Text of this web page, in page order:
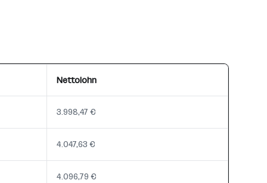
Nettolohn
3.998,47 €
4.047,63 €
4.096,79 €